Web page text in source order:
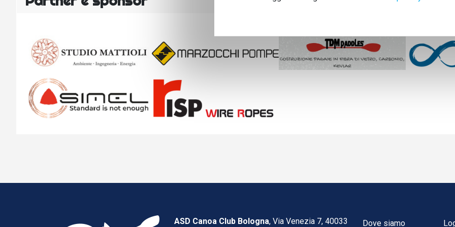
ASD Canoa Club Bologna, Via Venezia 7, 40033 Dove siamo